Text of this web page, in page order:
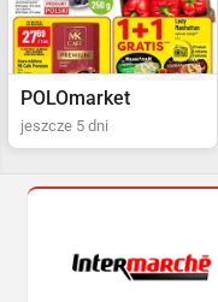
Selgros Cash&Carry
jeszcze 6 dni